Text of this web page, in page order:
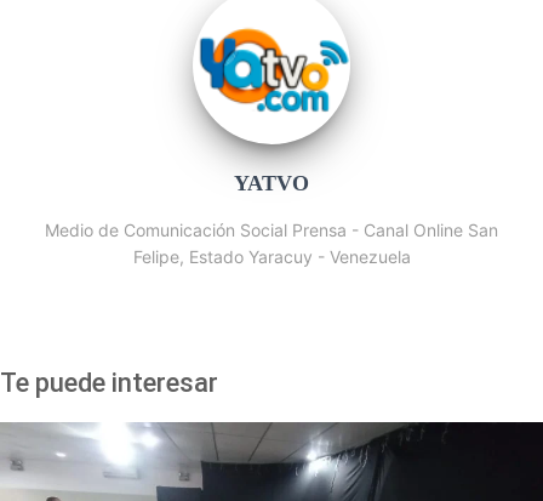
YATVO
Medio de Comunicación Social Prensa - Canal Online San
Felipe, Estado Yaracuy - Venezuela
Te puede interesar